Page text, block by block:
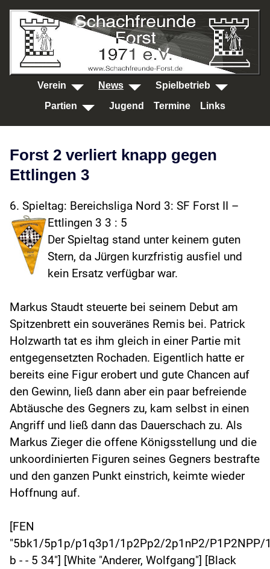
SKIP TO MAIN CONTENT
Verein News
Spielbetrieb
Partien
Jugend Termine Links
Forst 2 verliert knapp gegen
Ettlingen 3
6. Spieltag: Bereichsliga Nord 3: SF Forst II –
Ettlingen 3 3 : 5
Der Spieltag stand unter keinem guten
Stern, da Jürgen kurzfristig ausfiel und
kein Ersatz verfügbar war.
Markus Staudt steuerte bei seinem Debut am
Spitzenbrett ein souveränes Remis bei. Patrick
Holzwarth tat es ihm gleich in einer Partie mit
entgegensetzten Rochaden. Eigentlich hatte er
bereits eine Figur erobert und gute Chancen auf
den Gewinn, ließ dann aber ein paar befreiende
Abtäusche des Gegners zu, kam selbst in einen
Angriff und ließ dann das Dauerschach zu. Als
Markus Zieger die offene Königsstellung und die
unkoordinierten Figuren seines Gegners bestrafte
und den ganzen Punkt einstrich, keimte wieder
Hoffnung auf.
[FEN
"5bk1/5p1p/p1q3p1/1p2Pp2/2p1nP2/P1P2NPP/
b - - 5 34"] [White "Anderer, Wolfgang"] [Black